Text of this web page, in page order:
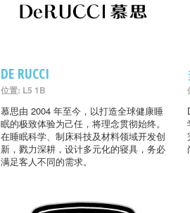
DE RUCCI
位置: L5 1B
慕思由 2004 年至今，以打造全球健康睡
眠的极致体验为己任，将理念贯彻始终。
在睡眠科学、制床科技及材料领域开发创
新，戮力深耕，设计多元化的寝具，务必
满足客人不同的需求。